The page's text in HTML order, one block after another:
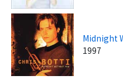
Midnight
1997